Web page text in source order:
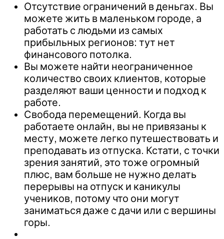
Отсутствие ограничений в деньгах. Вы
можете жить в маленьком городе, а
работать с людьми из самых
прибыльных регионов: тут нет
финансового потолка.
Вы можете найти неограниченное
количество своих клиентов, которые
разделяют ваши ценности и подход к
работе.
Свобода перемещений. Когда вы
работаете онлайн, вы не привязаны к
месту, можете легко путешествовать и
преподавать из отпуска. Кстати, с точки
зрения занятий, это тоже огромный
плюс, вам больше не нужно делать
перерывы на отпуск и каникулы
учеников, потому что они могут
заниматься даже с дачи или с вершины
горы.